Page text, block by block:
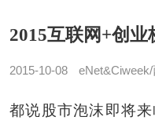
2015互联网+创业
2015-10-08 eNet&Ciweek/
都说股市泡沫即将